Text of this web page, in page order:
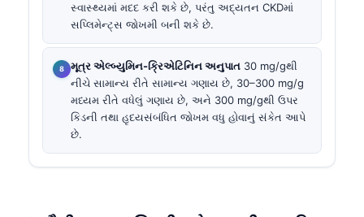
સ્વાસ્થ્યમાં મદદ કરી શકે છે, પરંતુ અદ્યતન CKDમાં
સપ્લિમેન્ટ્સ જોખમી બની શકે છે.
મૂત્ર એલ્બ્યુમિન-ક્રિએટિનિન અનુપાત 30 mg/gથી
નીચે સામાન્ય રીતે સામાન્ય ગણાય છે, 30–300 mg/g
મધ્યમ રીતે વધેલું ગણાય છે, અને 300 mg/gથી ઉપર
કિડની તથા હૃદયસંબંધિત જોખમ વધુ હોવાનું સંકેત આપે
છે.